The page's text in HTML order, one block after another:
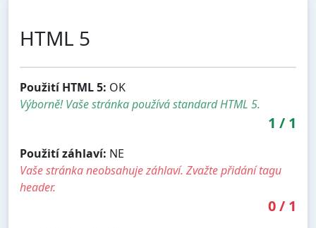
HTML 5
Použití HTML 5: OK
Výborně! Vaše stránka používá standard HTML 5.
1 / 1
Použití záhlaví: NE
Vaše stránka neobsahuje záhlaví. Zvažte přidání tagu
header.
0/ 1